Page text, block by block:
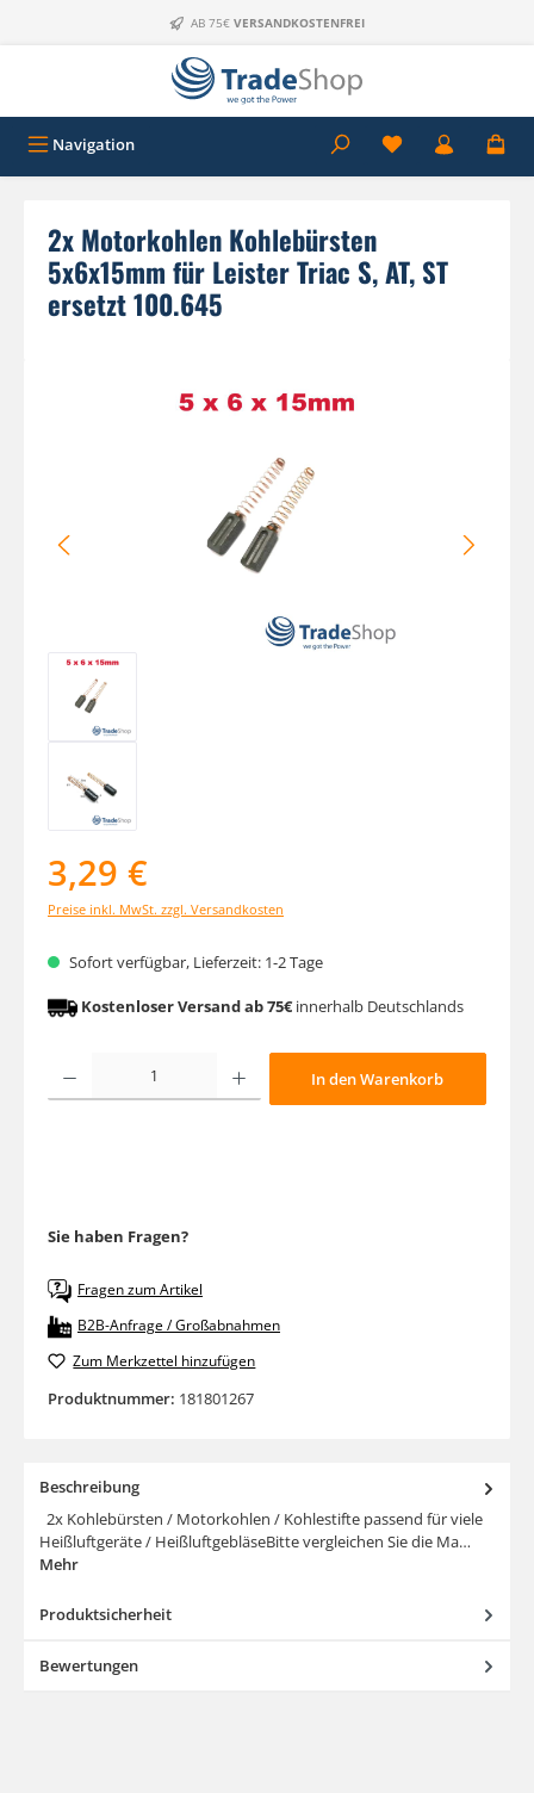
Zum Hauptinhalt springenAB 75€ VERSANDKOSTENFREI
Navigation
2x Motorkohlen Kohlebürsten
5x6x15mm für Leister Triac S, AT, ST
ersetzt 100.645
Bildergalerie überspringen
3,29 €
Preise inkl. MwSt. zzgl. Versandkosten
Sofort verfügbar, Lieferzeit: 1-2 Tage
Kostenloser Versand ab 75€innerhalb Deutschlands
Produkt Anzahl: Gib den gewünschten Wert ein oder benutze die
In den Warenkorb
Sie haben Fragen?
Fragen zum Artikel
B2B-Anfrage / Großabnahmen
Zum Merkzettel hinzufügen
Produktnummer: 181801267
Beschreibung
2x Kohlebürsten / Motorkohlen / Kohlestifte passend für viele
Heißluftgeräte / HeißluftgebläseBitte vergleichen Sie die Ma…
Mehr
Produktsicherheit
Bewertungen